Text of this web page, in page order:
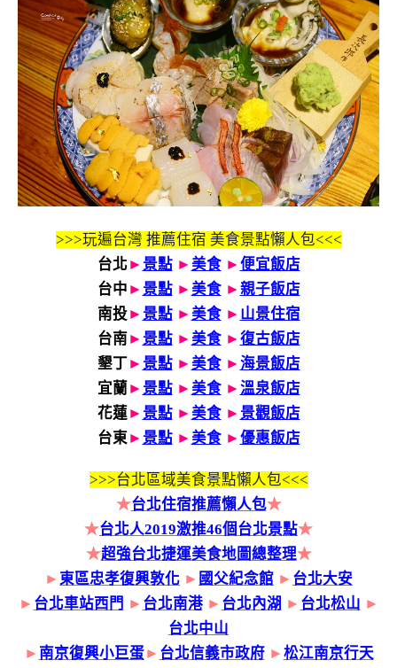
>>>玩遍台灣 推薦住宿 美食景點懶人包<<<
台北 ► 景點 ► 美食► 便宜飯店
台中 ► 景點 ► 美食► 親子飯店
南投► 景點 ► 美食► 山景住宿
台南► 景點 ► 美食► 復古飯店
墾丁► 景點 ► 美食► 海景飯店
宜蘭 ► 景點 ► 美食► 溫泉飯店
花蓮► 景點 ► 美食► 景觀飯店
台東► 景點 ► 美食► 優惠飯店
>>>台北區域美食景點懶人包<<<
★台北住宿推薦懶人包★
★台北人2019激推46個台北景點★
★超強台北捷運美食地圖總整理★
► 東區忠孝復興敦化 ► 國父紀念館 ► 台北大安
► 台北車站西門 ► 台北南港 ► 台北內湖 ► 台北松山 ►
台北中山
► 南京復興小巨蛋► 台北信義市政府► 松江南京行天